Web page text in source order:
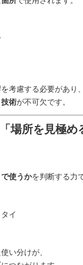
考慮する必要があり、
術が不可欠です。
場所を見極め
使うかを判断する力
イ
い分けが、